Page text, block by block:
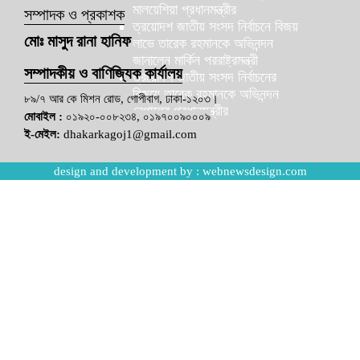
মালয়েশিয়া প্রধানমন্ত্রীর
ত্রয়োদশ জাতীয় সংসদ নির্বাচনে বিজয়
লাভে তারেক রহমানকে অভিনন্দন
জানালেন মার্কিন পররাষ্ট্রমন্ত্রী
ত্রয়োদশ জাতীয় সংসদ নির্বাচনের
বিজয়ে তারেক রহমানকে অভিনন্দন
নেপালের প্রধানমন্ত্রীর
সম্পাদক ও প্রকাশক
মোঃ মাসুদ রানা হানিফ
সম্পাদকীয় ও বাণিজ্যিক কার্যালয়
৮৯/৭ আর কে মিশন রোড, গোপীবাগ, ঢাকা-১২০৩।
মোবাইল : ০১৯২০-০০৮২৩৪, ০১৯৭০০৯০০০৯
ই-মেইল: dhakarkagoj1@gmail.com
design and development by : webnewsdesign.com